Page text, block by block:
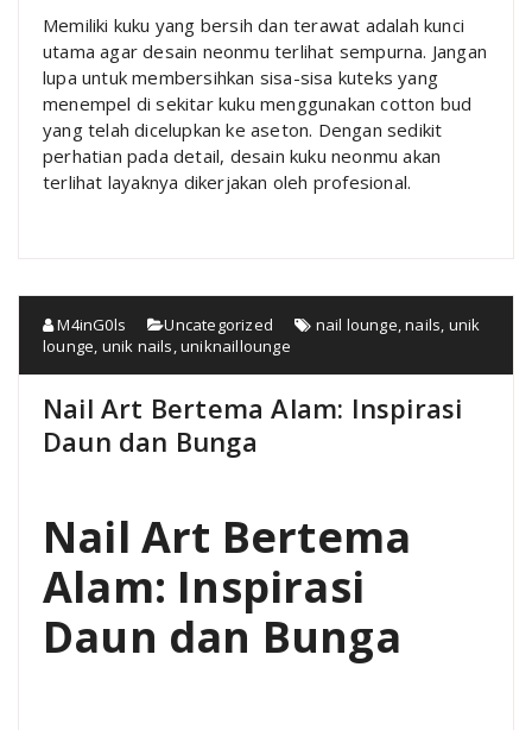
Memiliki kuku yang bersih dan terawat adalah kunci
utama agar desain neonmu terlihat sempurna. Jangan
lupa untuk membersihkan sisa-sisa kuteks yang
menempel di sekitar kuku menggunakan cotton bud
yang telah dicelupkan ke aseton. Dengan sedikit
perhatian pada detail, desain kuku neonmu akan
terlihat layaknya dikerjakan oleh profesional.
M4inG0ls Uncategorized nail lounge ,nails unik
lounge unik nails ,uniknaillounge
Nail Art Bertema Alam: Inspirasi
Daun dan Bunga
Nail Art Bertema
Alam: Inspirasi
Daun dan Bunga